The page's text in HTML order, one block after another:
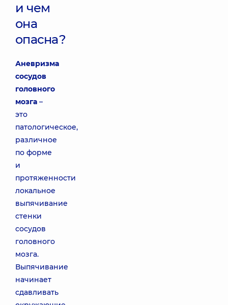
и чем
она
опасна?
Аневризма
сосудов
головного
мозга –
это
патологическое,
различное
по форме
и
протяженности
локальное
выпячивание
стенки
сосудов
головного
мозга.
Выпячивание
начинает
сдавливать